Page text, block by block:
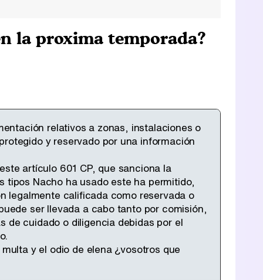
la proxima temporada?
relativos a zonas, instalaciones o
y reservado por una información
artículo 601 CP, que sanciona la
Nacho ha usado este ha permitido,
legalmente calificada como reservada o
ser llevada a cabo tanto por comisión,
de cuidado o diligencia debidas por el
y el odio de elena ¿vosotros que